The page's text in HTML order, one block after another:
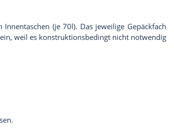
(je 70l). Das jeweilige Gepäckfach
weil es konstruktionsbedingt nicht notwendig